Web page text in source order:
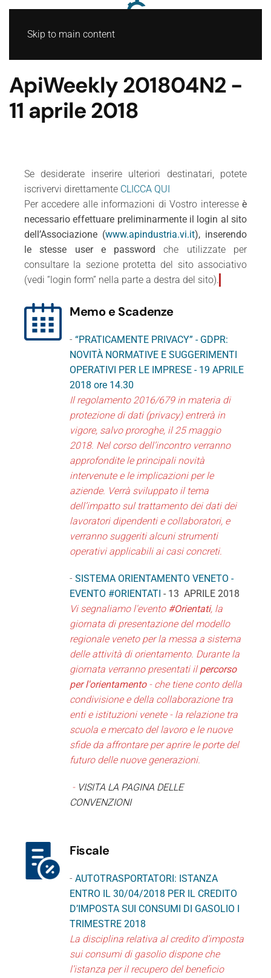
Skip to main content
ApiWeekly 201804N2 -
11 aprile 2018
Se desiderate inserire ulteriori destinatari, potete
iscrivervi direttamente CLICCA QUI
Per accedere alle informazioni di Vostro interesse è
necessario effettuare preliminarmente il login al sito
dell’Associazione (www.apindustria.vi.it), inserendo
le stesse user e password che utilizzate per
consultare la sezione protetta del sito associativo
(vedi “login form” nella parte a destra del sito).
Memo e Scadenze
- “PRATICAMENTE PRIVACY” - GDPR:
NOVITÀ NORMATIVE E SUGGERIMENTI
OPERATIVI PER LE IMPRESE - 19 APRILE
2018 ore 14.30
Il regolamento 2016/679 in materia di
protezione di dati (privacy) entrerà in
vigore, salvo proroghe, il 25 maggio
2018. Nel corso dell’incontro verranno
approfondite le principali novità
intervenute e le implicazioni per le
aziende. Verrà sviluppato il tema
dell’impatto sul trattamento dei dati dei
lavoratori dipendenti e collaboratori, e
verranno suggeriti alcuni strumenti
operativi applicabili ai casi concreti.
- SISTEMA ORIENTAMENTO VENETO -
EVENTO #ORIENTATI - 13 APRILE 2018
Vi segnaliamo l'evento #Orientati, la
giornata di presentazione del modello
regionale veneto per la messa a sistema
delle attività di orientamento. Durante la
giornata verranno presentati ilpercorso
per l'orientamento - che tiene conto della
condivisione e della collaborazione tra
enti e istituzioni venete - la relazione tra
scuola e mercato del lavoro e le nuove
sfide da affrontare per aprire le porte del
futuro delle nuove generazioni.
- VISITA LA PAGINA DELLE
CONVENZIONI
Fiscale
- AUTOTRASPORTATORI: ISTANZA
ENTRO IL 30/04/2018 PER IL CREDITO
D’IMPOSTA SUI CONSUMI DI GASOLIO I
TRIMESTRE 2018
La disciplina relativa al credito d’imposta
sui consumi di gasolio dispone che
l’istanza per il recupero del beneficio